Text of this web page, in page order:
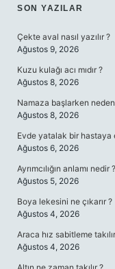
SON YAZILAR
Çekte aval nasıl yazılır ?
Ağustos 9, 2026
Kuzu kulağı acı mıdır ?
Ağustos 8, 2026
Namaza başlarken
Ağustos 8, 2026
Evde yatalak bir hastaya
Ağustos 6, 2026
Ayrımcılığın anlamı nedir ?
Ağustos 5, 2026
Boya lekesini ne çıkarır ?
Ağustos 4, 2026
Araca hız sabitleme
Ağustos 4, 2026